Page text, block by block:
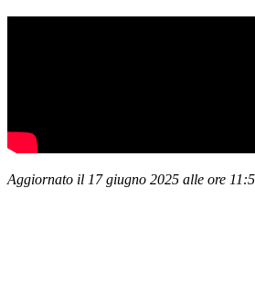
Aggiornato il 17 giugno 2025 alle ore